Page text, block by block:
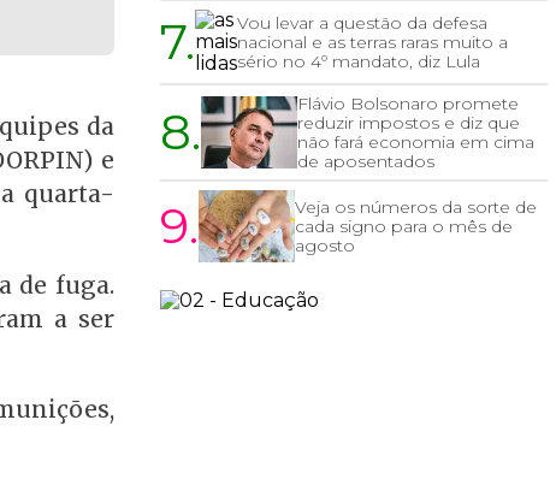
da
e
quarta-
de fuga.
a ser
7.
Vou levar a questão da defesa
nacional e as terras raras muito a
sério no 4º mandato, diz Lula
8.
Flávio Bolsonaro promete
reduzir impostos e diz que
não fará economia em cima
de aposentados
9.
Veja os números da sorte de
cada signo para o mês de
agosto